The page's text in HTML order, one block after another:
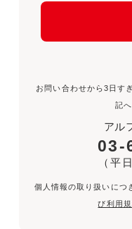
お問い合わせから3日す
記
アル
03-
（平
個人情報の取り扱いにつ
び利用